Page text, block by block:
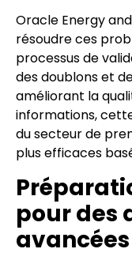
Oracle Energy
résoudre ces
processus de
des doublons et
améliorant la
informations,
du secteur de
plus efficaces
pour des
avancées